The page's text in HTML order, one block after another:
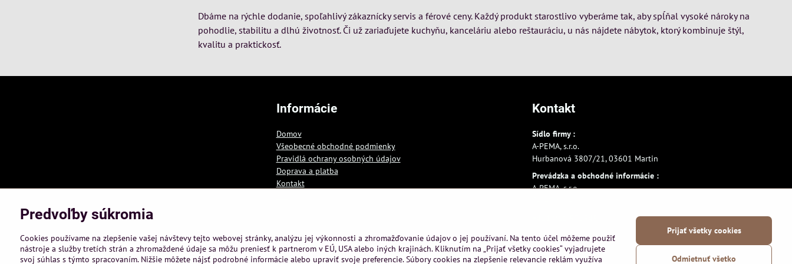
Dbáme na rýchle dodanie, spoľahlivý zákaznícky servis a férové ceny. Každý produkt starostlivo vyberáme tak, aby spĺňal vysoké nároky na
pohodlie, stabilitu a dlhú životnosť. Či už zariaďujete kuchyňu, kanceláriu alebo reštauráciu, u nás nájdete nábytok, ktorý kombinuje štýl,
kvalitu a praktickosť.
Informácie
Domov
Všeobecné obchodné podmienky
Pravidlá ochrany osobných údajov
Doprava a platba
Kontakt
Kontakt
Sídlo firmy :
A-PEMA, s.r.o.
Hurbanová 3807/21, 03601 Martin
Prevádzka a obchodné informácie :
A-PEMA, s.r.o.
+421 903 807209
Predvoľby súkromia
Cookies používame na zlepšenie vašej návštevy tejto webovej stránky, analýzu jej výkonnosti a zhromažďovanie údajov o jej používaní. Na tento účel môžeme použiť
nástroje a služby tretích strán a zhromaždené údaje sa môžu preniesť k partnerom v EÚ, USA alebo iných krajinách. Kliknutím na „Prijať všetky cookies“ vyjadrujete
svoj súhlas s týmto spracovaním. Nižšie môžete nájsť podrobné informácie alebo upraviť svoje preferencie. Súbory cookies na zlepšenie relevancie reklám využíva
Prijať všetky cookies
Odmietnuť všetko